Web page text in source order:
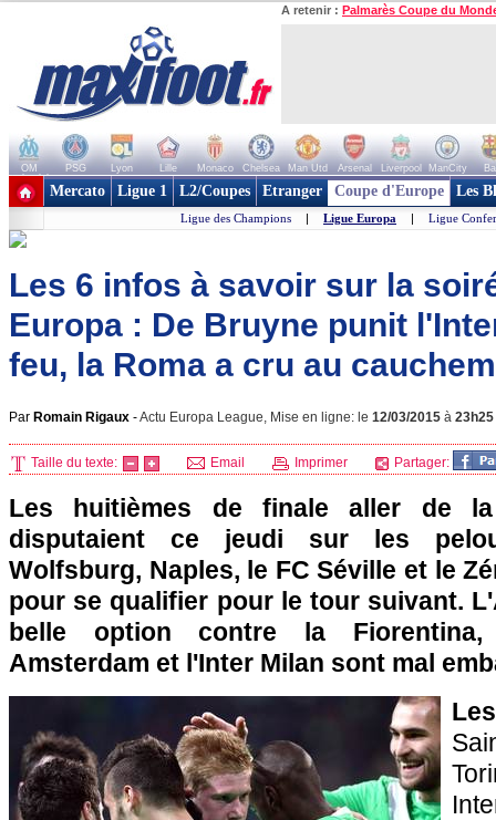
A retenir : Palmarès Coupe du
OM PSG Lyon Lille Monaco Chelsea Man Utd Arsenal Liverpool ManCity
+ de clubs
Mercato Ligue 1 L2/Coupes Etranger Coupe d'Europe Les
Ligue des Champions | Ligue Europa | Ligue
Les 6 infos à savoir sur la
Europa : De Bruyne punit
feu, la Roma a cru au
Par Romain Rigaux -Actu Europa League, Mise en ligne: le 12/03/2015 à 23h25
Taille du texte: Email Imprimer Partager:
Les huitièmes de finale aller de
disputaient ce jeudi sur les
Wolfsburg, Naples, le FC Séville et le
pour se qualifier pour le tour suivant.
belle option contre la
Amsterdam et l'Inter Milan sont mal